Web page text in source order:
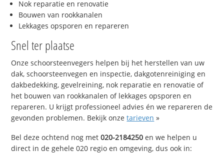
Nok reparatie en renovatie
Bouwen van rookkanalen
Lekkages opsporen en repareren
Snel ter plaatse
Onze schoorsteenvegers helpen bij het herstellen van uw
dak, schoorsteenvegen en inspectie, dakgotenreiniging en
dakbedekking, gevelreining, nok reparatie en renovatie of
het bouwen van rookkanalen of lekkages opsporen en
repareren. U krijgt professioneel advies én we repareren de
gevonden problemen. Bekijk onzetarieven »
Bel deze ochtend nog met020-2184250 en we helpen u
direct in de gehele 020 regio en omgeving, dus ook in: